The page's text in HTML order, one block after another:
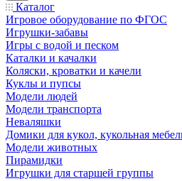
Каталог
Игровое оборудование по ФГОС
Игрушки-забавы
Игры с водой и песком
Каталки и качалки
Коляски, кроватки и качели
Куклы и пупсы
Модели людей
Модели транспорта
Неваляшки
Домики для кукол, кукольная
Модели животных
Пирамидки
Игрушки для старшей группы